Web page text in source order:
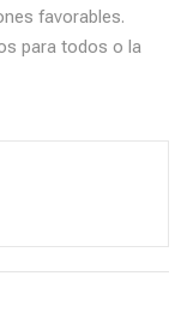
favorables.
para todos o la